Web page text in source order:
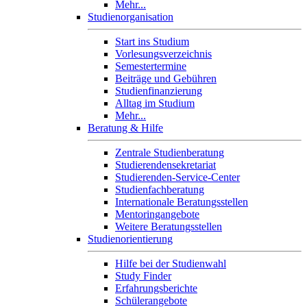
Mehr...
Studienorganisation
Start ins Studium
Vorlesungsverzeichnis
Semestertermine
Beiträge und Gebühren
Studienfinanzierung
Alltag im Studium
Mehr...
Beratung & Hilfe
Zentrale Studienberatung
Studierendensekretariat
Studierenden-Service-Center
Studienfachberatung
Internationale Beratungsstellen
Mentoringangebote
Weitere Beratungsstellen
Studienorientierung
Hilfe bei der Studienwahl
Study Finder
Erfahrungsberichte
Schülerangebote